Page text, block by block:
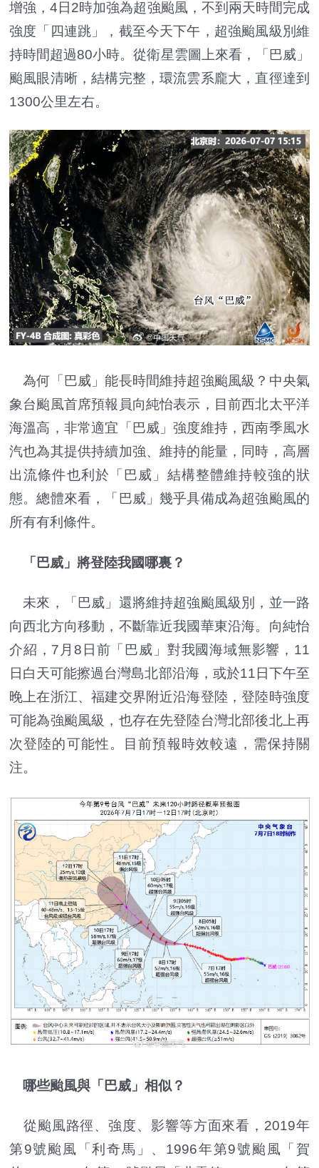
增強，4日2時加強為超強颱風，不到兩天時間完成
強度「四連跳」，截至今天下午，超強颱風級別維
持時間超過80小時。從衛星雲圖上來看，「巴威」
颱風眼清晰，結構完整，環流雲系龐大，直徑達到
1300公里左右。
為何「巴威」能長時間維持超強颱風級？中央氣
象台颱風首席預報員向純怡表示，目前西北太平洋
海溫高，非常適宜「巴威」強度維持，西南季風水
汽也為其提供持續加強、維持的能量，同時，高層
出流條件也利於「巴威」結構整體維持較強的狀
態。總體來看，「巴威」幾乎具備成為超強颱風的
所有有利條件。
「巴威」將登陸我國哪裏？
未來，「巴威」還將維持超強颱風級別，並一路
向西北方向移動，不斷靠近我國華東沿海。向純怡
介紹，7月8日前「巴威」對我國海域無影響，11
日白天可能擦過台灣島北部沿海，或於11日下午至
晚上在浙江、福建交界附近沿海登陸，登陸時強度
可能為強颱風級，也存在先登陸台灣北部後北上再
次登陸的可能性。目前預報時效較遠，需保持關
注。
哪些颱風與「巴威」相似？
從颱風路徑、強度、影響等方面來看，2019年
第9號颱風「利奇馬」、1996年第9號颱風「賀